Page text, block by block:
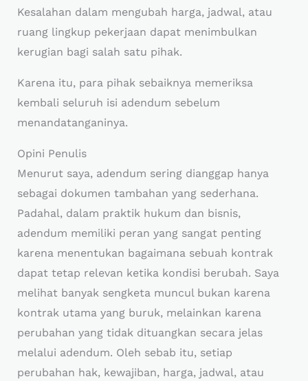
Kesalahan dalam mengubah harga, jadwal, atau
ruang lingkup pekerjaan dapat menimbulkan
kerugian bagi salah satu pihak.
Karena itu, para pihak sebaiknya memeriksa
kembali seluruh isi adendum sebelum
menandatanganinya.
Opini Penulis
Menurut saya, adendum sering dianggap hanya
sebagai dokumen tambahan yang sederhana.
Padahal, dalam praktik hukum dan bisnis,
adendum memiliki peran yang sangat penting
karena menentukan bagaimana sebuah kontrak
dapat tetap relevan ketika kondisi berubah. Saya
melihat banyak sengketa muncul bukan karena
kontrak utama yang buruk, melainkan karena
perubahan yang tidak dituangkan secara jelas
melalui adendum. Oleh sebab itu, setiap
perubahan hak, kewajiban, harga, jadwal, atau